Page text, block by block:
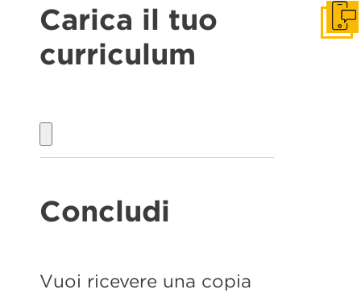
Carica il tuo
curriculum
Concludi
Vuoi ricevere una copia
Get